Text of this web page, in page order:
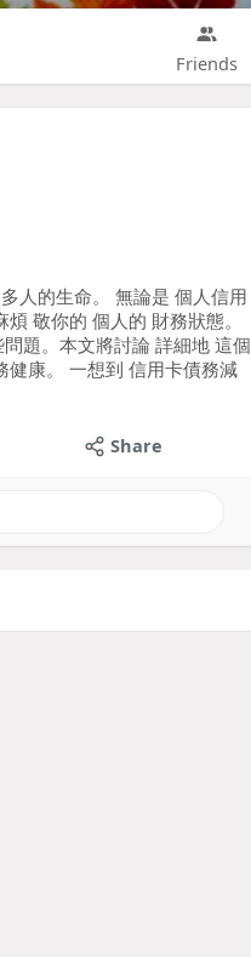
Friends
人的生命。 無論是 個人信用
敬你的 個人的 財務狀態。
題。本文將討論 詳細地 這個
健康。 一想到 信用卡債務減
Share